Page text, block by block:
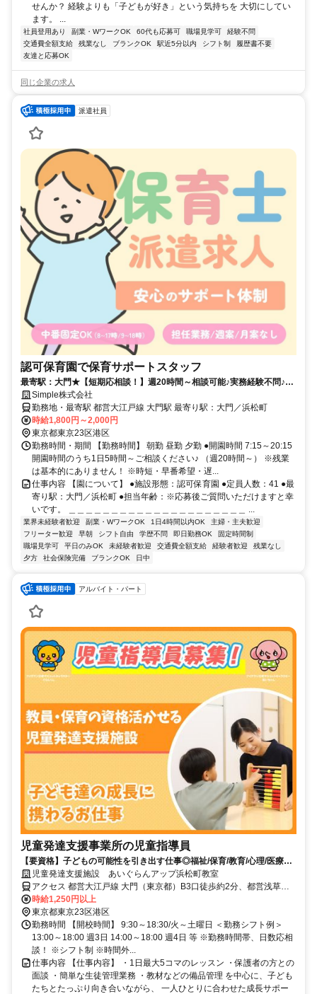
せんか？ 経験よりも「子どもが好き」という気持ちを 大切にしてい
ます。 ...
社員登用あり 副業・WワークOK 60代も応募可 職場見学可
経験不問
交通費全額支給
残業なし ブランクOK 駅近5分以内 シフト制
履歴書不要
友達と応募OK
同じ企業の求人
派遣社員
認可保育園で保育サポートスタッフ
最寄駅：大門★【短期応相談！】週20時間～相談可能♪実務経験不問♪高
収入の保育士さん♪
Simple株式会社
勤務地・最寄駅 都営大江戸線 大門駅 最寄り駅：大門／浜松町
時給1,800円～2,000円
東京都東京23区港区
勤務時間・期間 【勤務時間】 朝勤 昼勤 夕勤 ●開園時間 7:15～20:15
開園時間のうち1日5時間～ご相談ください♪ （週20時間～） ※残業
は基本的にありません！ ※時短・早番希望・遅...
仕事内容 【園について】 ●施設形態：認可保育園 ●定員人数：41 ●最
寄り駅：大門／浜松町 ●担当年齢：※応募後ご質問いただけますと幸
いです。 ＿＿＿＿＿＿＿＿＿＿＿＿＿＿＿＿＿＿＿＿＿ ...
業界未経験者歓迎 副業・WワークOK 1日4時間以内OK
主婦・主夫歓迎
フリーター歓迎
早朝 シフト自由 学歴不問 即日勤務OK
固定時間制
職場見学可
平日のみOK 未経験者歓迎 交通費全額支給 経験者歓迎
残業なし
夕方
社会保険完備 ブランクOK 日中
アルバイト・パート
児童発達支援事業所の児童指導員
【要資格】子どもの可能性を引き出す仕事◎福祉/保育/教育/心理/医療等
の学部卒or教員・保育の資格があればOK
児童発達支援施設 あいぐらんアップ浜松町教室
アクセス 都営大江戸線 大門（東京都）B3口徒歩約2分、都営浅草線
大門（東京都）B3口徒歩約2分、ＪＲ京浜東北線 浜松町北口徒歩約2
分
時給1,250円以上
東京都東京23区港区
勤務時間 【開校時間】 9:30～18:30/火～土曜日 ＜勤務シフト例＞
13:00～18:00 週3日 14:00～18:00 週4日 等 ※勤務時間帯、日数応相
談！ ※シフト制 ※時間外...
仕事内容 【仕事内容】 ・1日最大5コマのレッスン ・保護者の方との
面談 ・簡単な生徒管理業務 ・教材などの備品管理 を中心に、子ども
たちとたっぷり向き合いながら、 一人ひとりに合わせた成長サポー